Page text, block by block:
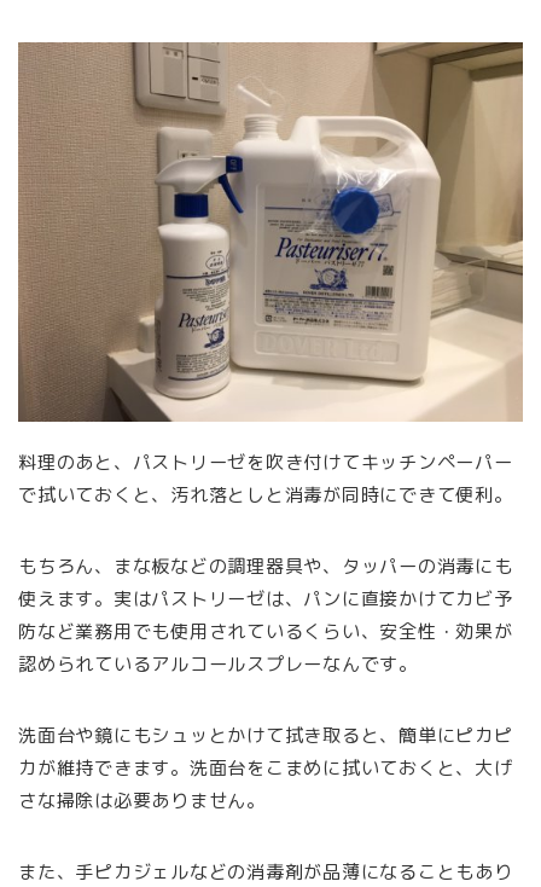
料理のあと、パストリーゼを吹き付けてキッチンペーパー
で拭いておくと、汚れ落としと消毒が同時にできて便利。
もちろん、まな板などの調理器具や、タッパーの消毒にも
使えます。実はパストリーゼは、パンに直接かけてカビ予
防など業務用でも使用されているくらい、安全性・効果が
認められているアルコールスプレーなんです。
洗面台や鏡にもシュッとかけて拭き取ると、簡単にピカピ
カが維持できます。洗面台をこまめに拭いておくと、大げ
さな掃除は必要ありません。
また、手ピカジェルなどの消毒剤が品薄になることもあり